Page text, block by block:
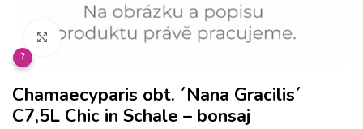
Klikněte pro zvětšení
?
Chamaecyparis obt. ´Nana Gracilis´
C7,5L Chic in Schale – bonsaj